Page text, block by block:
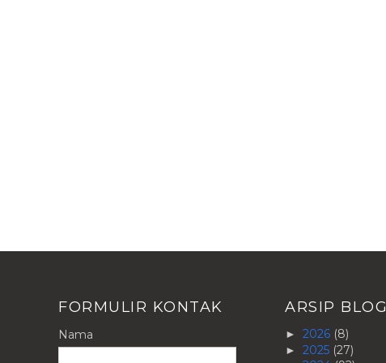
FORMULIR KONTAK
Nama
ARSIP BLOG
► 2026 (8)
► 2025 (27)